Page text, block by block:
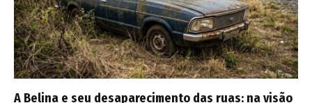
A Belina e seu desaparecimento das ruas: na visão